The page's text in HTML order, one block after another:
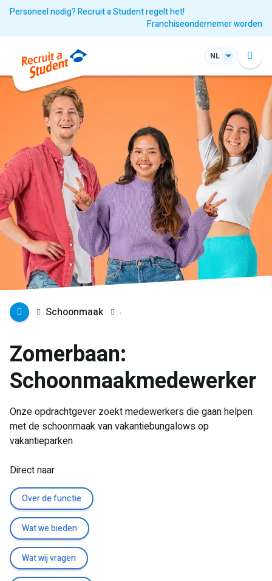
Personeel nodig? Recruit a Student regelt het!
Franchiseondernemer worden
NL
Schoonmaak
Zomerbaan:
Schoonmaakmedewerker
Onze opdrachtgever zoekt medewerkers die gaan helpen
met de schoonmaak van vakantiebungalows op
vakantieparken
Direct naar
Over de functie
Wat we bieden
Wat wij vragen